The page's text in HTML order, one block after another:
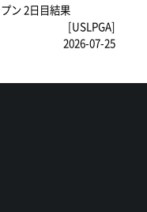
ン 2日目結果
[USLPGA]
2026-07-25